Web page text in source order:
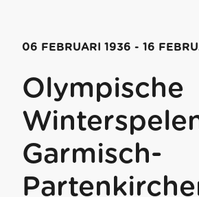
06 FEBRUARI 1936 - 16
Olympische
Garmisch-